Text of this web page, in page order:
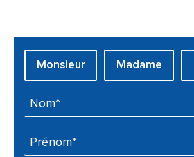
Civilité :
Monsieur Madame
Nom* :
Prénom* :